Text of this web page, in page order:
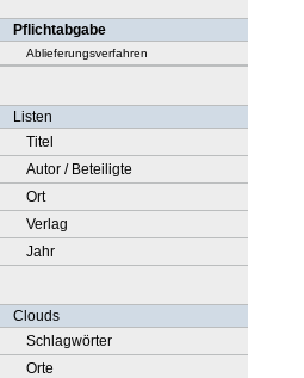
Pflichtabgabe
Ablieferungsverfahren
Listen
Titel
Autor / Beteiligte
Ort
Verlag
Jahr
Clouds
Schlagwörter
Orte